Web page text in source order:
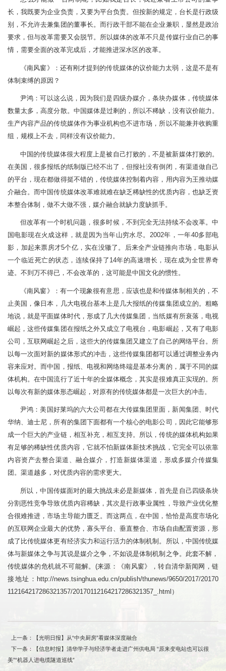
长，我既要为企业负责，又要为平台负责。但按新的规定，台长是行政级
别，不允许去兼集团的董事长。而行政干部不能在企业兼职，显然是政治
要求，但与改革需要又会脱节。所以媒体的改革不只是传媒行业自己的事
情，需要全面的改革完成后，才能推进深水区的改革。
《南风窗》：还有刚才提到的传统媒体的议价能力太弱，这是不是有
体制束缚的原因？
尹鸿：可以这么说，因为我们是四级办媒介，条块办媒体，传统媒体
数量太多，高度分散。中国媒体是过剩的，所以不稀缺，没有议价能力。
生产内容产品的传统媒体作为事业机构也不进市场，所以不能兼并收购重
组，规模上不去，同样没有议价能力。
中国的传统媒体很大程度上是被自己打败的，不是被新媒体打败的。
在美国，很多报纸的纸制版已经不出了，但报社没有倒闭，有渠道做自己
的平台，现在都做得挺不错的，传统媒体控制着内容，用内容为王推动媒
介融合。而中国传统媒体改革难就难在缺乏稀缺性的优质内容，也缺乏资
本整合体制，做不大做不强，媒介融合就缺力度缺抓手。
但改革有一个时机问题，很多时候，不到完全无法持续不会改革。中
国电影现在火成这样，就是因为当年山穷水尽。2002年，一年40多部电
影，加起来票房才5个亿，实在没辙了。后来全产业链推向市场，电影从
一个临近死亡的状态，连续保持了14年的高速增长，现在成为全世界奇
迹。不到万不得已，不会改革的，这可能是中国文化的惯性。
《南风窗》：有一个现象很有意思，应该也是和传媒体制相关的，不
止美国，像日本，几大电视台基本上是几大报纸的传媒集团成立的。粗略
地说，就是平面媒体时代，形成了几大传媒集团，当纸媒有所衰落，电视
崛起，这些传媒集团在报纸之外又成立了电视台，电影崛起，又有了电影
公司，互联网崛起之后，这些大的传媒集团又建立了自己的网络平台。所
以每一次面对新的媒体形式的冲击，这些传媒集团都可以通过调整业务内
容来应对。而中国，报纸、电视和网络终端是基本分离的，属于不同的媒
体机构。在中国流行了近十年的全媒体概念，其实是很难真正实现的。所
以每次有新的媒体形态崛起，对原有的传统媒体都是一次巨大的冲击。
尹鸿：美国好莱坞的六大公司都在大传媒集团里面，新闻集团、时代
华纳、迪士尼，所有的集团下面都有一个核心的电影公司，因此它能够形
成一个巨大的产业链，相互补充，相互支持。所以，传统的媒体机构如果
有足够的稀缺性优质内容，它就不怕新媒体新技术挑战，它完全可以依靠
内容资产去整合渠道、融合媒介，打造新媒体渠道，形成多媒介传媒集
团。渠道越多，对优质内容的需求更大。
所以，中国传媒面对的最大挑战未必是新媒体，首先是自己四级条块
分割恶性竞争导致优质内容稀缺，其次是行政事业属性，导致产业优化整
合很难推进，市场主导能力匮乏。而这两点，在中国，恰恰是高度市场化
的互联网企业最大的优势，寡头平台、垂直整合、市场自由配置资源，形
成了比传统媒体更有经济实力和运行活力的体制机制。所以，中国传统媒
体与新媒体之争与其说是媒介之争，不如说是体制机制之争。此套不解，
传统媒体的危机就不可能解。(来源：《南风窗》，转自清华新闻网，链
接地址：http://news.tsinghua.edu.cn/publish/thunews/9650/2017/20170
112164217286321357/20170112164217286321357_.html）
上一条：【光明日报】从“中央厨房”看媒体深度融合
下一条：【信息时报】清华学子与经济学者走进广州供电局 “原来变电站也可以很
美”“机器人进电缆隧道巡线”